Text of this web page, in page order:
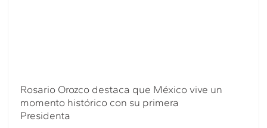
Rosario Orozco destaca que México vive un
momento histórico con su primera
Presidenta